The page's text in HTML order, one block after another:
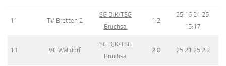
11 TV Bretten 2
SG DJK/TSG
Bruchsal
1:2
25:16 21:25
15:17
13 VC Walldorf
SG DJK/TSG
Bruchsal
2:0 25:21 25:23